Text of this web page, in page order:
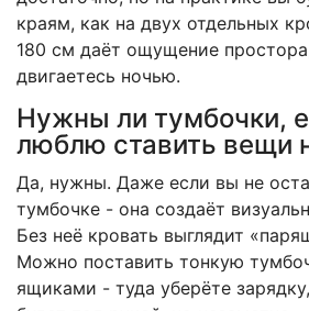
краям, как на двух отдельных
180 см даёт ощущение
двигаетесь ночью.
Нужны ли тумбочки,
люблю ставить вещи
Да, нужны. Даже если вы не
тумбочке - она создаёт
Без неё кровать выглядит
Можно поставить тонкую
ящиками - туда уберёте